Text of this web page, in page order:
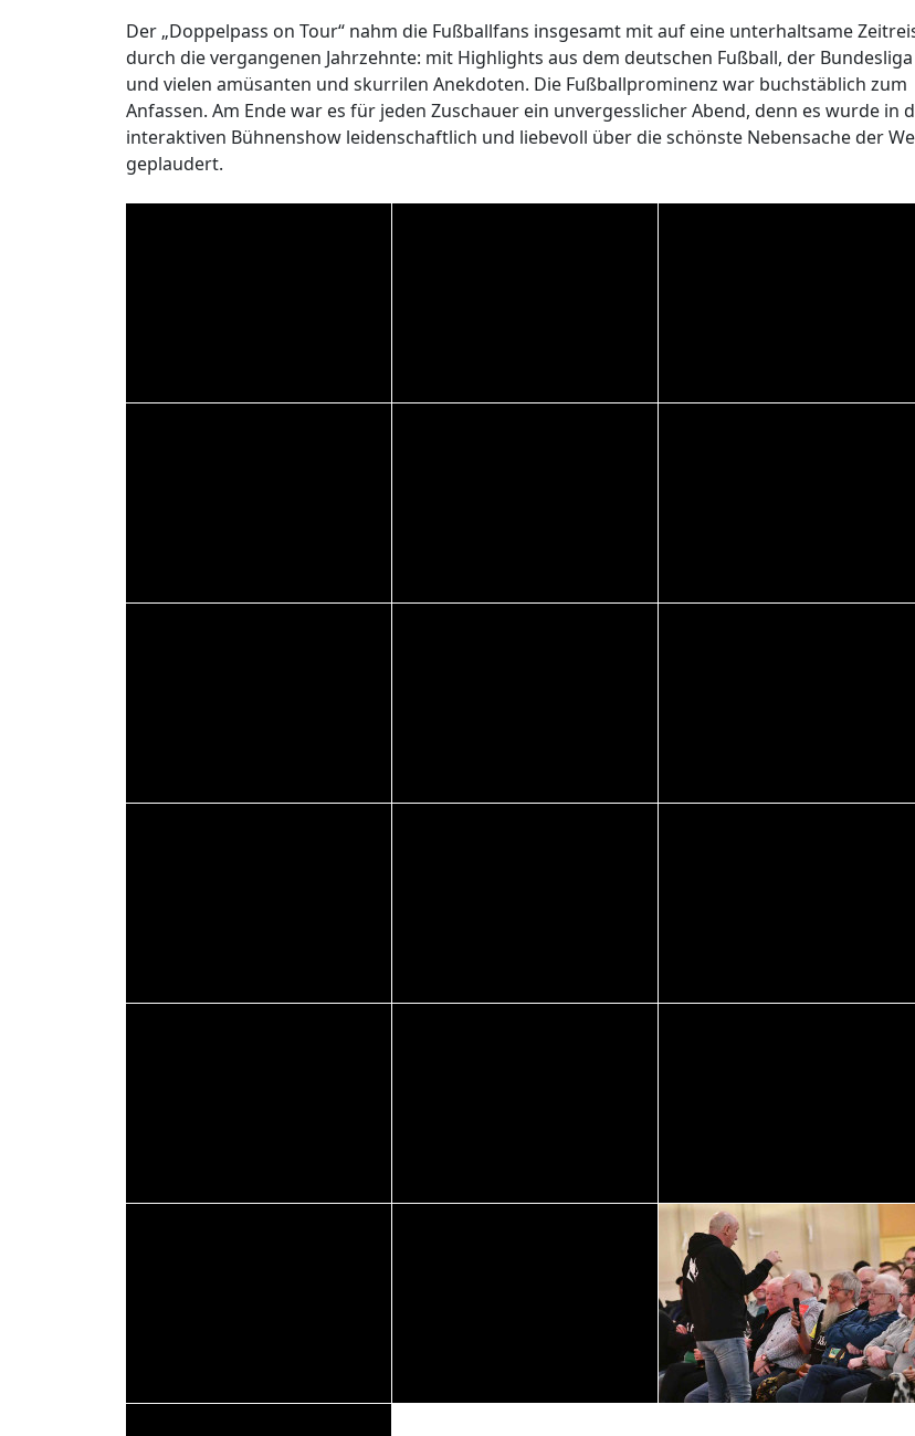
Der „Doppelpass on Tour“ nahm die Fußballfans insgesamt mit auf eine unterhaltsame
durch die vergangenen Jahrzehnte: mit Highlights aus dem deutschen Fußball, der Bundesliga
und vielen amüsanten und skurrilen Anekdoten. Die Fußballprominenz war buchstäblich zum
Anfassen. Am Ende war es für jeden Zuschauer ein unvergesslicher Abend, denn es wurde in
interaktiven Bühnenshow leidenschaftlich und liebevoll über die schönste Nebensache der
geplaudert.